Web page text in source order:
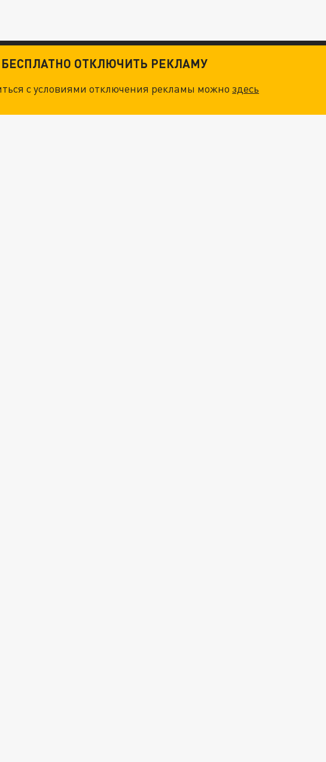
ОТКЛЮЧИТЬ РЕКЛАМУ
с условиями отключения рекламы можноздесь